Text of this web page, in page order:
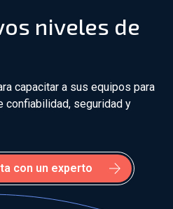
niveles de
capacitar a sus equipos para
confiabilidad, seguridad y
con un experto